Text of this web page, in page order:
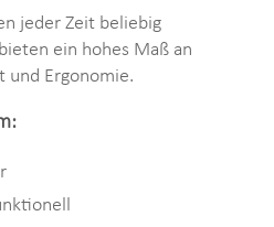
jeder Zeit beliebig
ein hohes Maß an
und Ergonomie.